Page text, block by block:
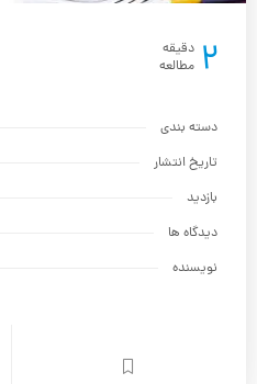
2 دقیقه
مطالعه
دسته بندی
تاریخ انتشار
بازدید
دیدگاه ها
نویسنده